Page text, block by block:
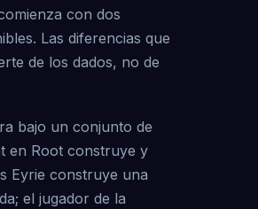
con dos
Las diferencias que
de los dados, no de
bajo un conjunto de
en Root construye y
Eyrie construye una
el jugador de la